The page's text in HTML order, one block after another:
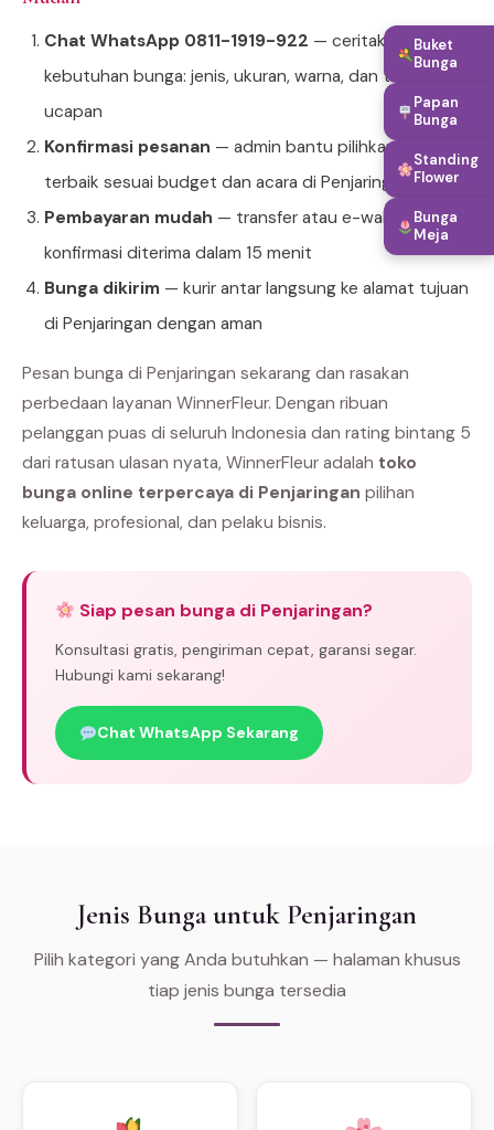
Chat WhatsApp 0811-1919-922 — ceritakan
kebutuhan bunga: jenis, ukuran, warna, dan teks
ucapan
Konfirmasi pesanan — admin bantu pilihkan produk
terbaik sesuai budget dan acara di Penjaringan
Pembayaran mudah — transfer atau e-wallet,
konfirmasi diterima dalam 15 menit
Bunga dikirim — kurir antar langsung ke alamat tujuan
di Penjaringan dengan aman
Pesan bunga di Penjaringan sekarang dan rasakan
perbedaan layanan WinnerFleur. Dengan ribuan
pelanggan puas di seluruh Indonesia dan rating bintang 5
dari ratusan ulasan nyata, WinnerFleur adalah toko
bunga online terpercaya di Penjaringan pilihan
keluarga, profesional, dan pelaku bisnis.
Siap pesan bunga di Penjaringan?
Konsultasi gratis, pengiriman cepat, garansi segar.
Hubungi kami sekarang!
Chat WhatsApp Sekarang
Jenis Bunga untuk Penjaringan
Pilih kategori yang Anda butuhkan — halaman khusus
tiap jenis bunga tersedia
Buket
Bunga
Papan
Bunga
Standing
Flower
Bunga
Meja